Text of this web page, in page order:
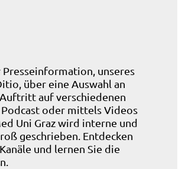
unseres
über eine Auswahl an
auf verschiedenen
oder mittels Videos
Uni Graz wird interne und
geschrieben. Entdecken
und lernen Sie die